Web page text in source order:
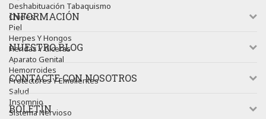
Deshabituación Tabaquismo
Chicles
Piel
Herpes Y Hongos
Heridas Y úlceras
Aparato Genital
Hemorroides
Protectores Y Emolientes
Salud
Insomnio
Sistema Nervioso
INFORMACIÓN
NUESTRO BLOG
CONTACTE CON NOSOTROS
BOLETÍN